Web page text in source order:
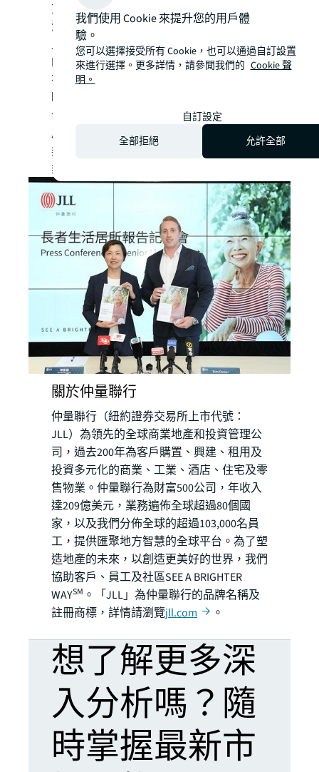
方案也存在挑戰。正因如此，政府應投放資
源研究支持該市場發展的方式。
此外，他表示，政府需要採取措施鼓勵更多
的樂齡房屋發展。目前其中一個主要難題是
有意興建樂齡房屋的發展商在競投政府賣地
時，將難免要面對計劃興建私人住宅項目的
發展競爭。為了解決這個問題，政府可以考
慮在推出地皮招標時，在招標條款加入發展
樂齡房屋的限制，或簡化將現有資產改裝作
樂齡房屋用途的程序。
關於仲量聯行
仲量聯行（紐約證券交易所上市代號：
JLL）為領先的全球商業地產和投資管理公
司，過去200年為客戶購置、興建、租用及
投資多元化的商業、工業、酒店、住宅及零
售物業。仲量聯行為財富500公司，年收入
達209億美元，業務遍佈全球超過80個國
家，以及我們分佈全球的超過103,000名員
工，提供匯聚地方智慧的全球平台。為了塑
造地產的未來，以創造更美好的世界，我們
協助客戶、員工及社區SEE A BRIGHTER
WAYSM 。「JLL」為仲量聯行的品牌名稱及
註冊商標，詳情請瀏覽jll.com 。
想了解更多深
入分析嗎？隨
時掌握最新市
我們使用 Cookie 來提升您的用戶體
驗。
您可以選擇接受所有 Cookie，也可以通過自訂設置
來進行選擇。更多詳情，請參閲我們的 Cookie 聲
明。
自訂設定
全部拒絕
允許全部